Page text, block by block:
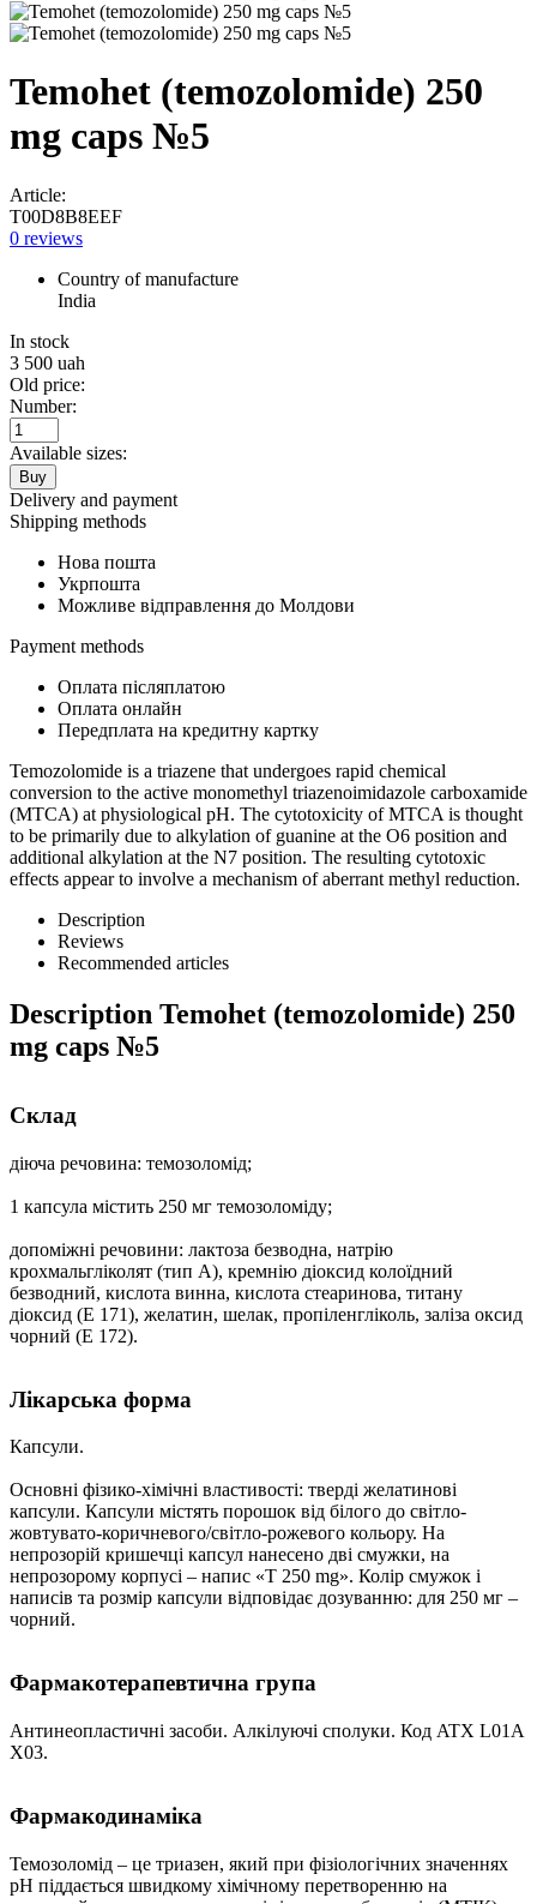
Temohet (temozolomide) 250
mg caps №5
Article:
T00D8B8EEF
0 reviews
Country of manufacture
India
In stock
3 500 uah
Old price:
Number:
Available sizes:
Buy
Delivery and payment
Shipping methods
Нова пошта
Укрпошта
Можливе відправлення до Молдови
Payment methods
Оплата післяплатою
Оплата онлайн
Передплата на кредитну картку
Temozolomide is a triazene that undergoes rapid chemical
conversion to the active monomethyl triazenoimidazole carboxamide
(MTCA) at physiological pH. The cytotoxicity of MTCA is thought
to be primarily due to alkylation of guanine at the O6 position and
additional alkylation at the N7 position. The resulting cytotoxic
effects appear to involve a mechanism of aberrant methyl reduction.
Description
Reviews
Recommended articles
Description Temohet (temozolomide) 250
mg caps №5
Склад
діюча речовина: темозоломід;
1 капсула містить 250 мг темозоломіду;
допоміжні речовини: лактоза безводна, натрію
крохмальгліколят (тип А), кремнію діоксид колоїдний
безводний, кислота винна, кислота стеаринова, титану
діоксид (E 171), желатин, шелак, пропіленгліколь, заліза оксид
чорний (E 172).
Лікарська форма
Капсули.
Основні фізико-хімічні властивості: тверді желатинові
капсули. Капсули містять порошок від білого до світло-
жовтувато-коричневого/світло-рожевого кольору. На
непрозорій кришечці капсул нанесено дві смужки, на
непрозорому корпусі – напис «Т 250 mg». Колір смужок і
написів та розмір капсули відповідає дозуванню: для 250 мг –
чорний.
Фармакотерапевтична група
Антинеопластичні засоби. Алкілуючі сполуки. Код ATХ L01A
X03.
Фармакодинаміка
Темозоломід – це триазен, який при фізіологічних значеннях
рН піддається швидкому хімічному перетворенню на